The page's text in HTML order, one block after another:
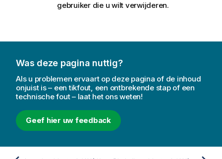
gebruiker die u wilt verwijderen.
Was deze pagina nuttig?
Als u problemen ervaart op deze pagina of de inhoud
onjuist is – een tikfout, een ontbrekende stap of een
technische fout – laat het ons weten!
Geef hier uw feedback